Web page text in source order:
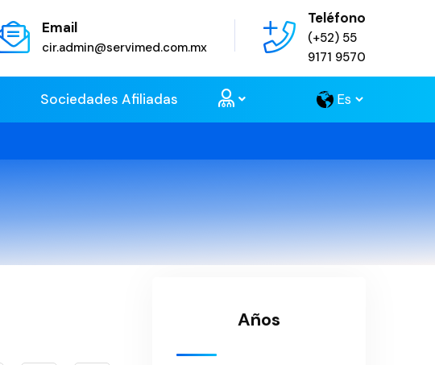
Email
cir.admin@servimed.com.mx
Teléfono
(+52) 55
9171 9570
Sociedades Afiliadas
Años